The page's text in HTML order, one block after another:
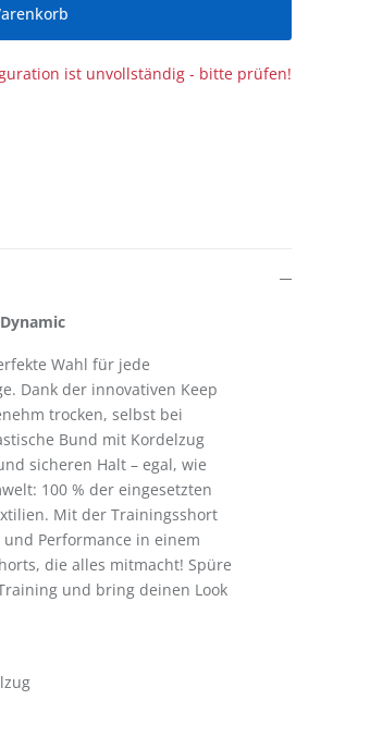
ist unvollständig - bitte prüfen!
Wahl für jede
Dank der innovativen Keep
trocken, selbst bei
Bund mit Kordelzug
sicheren Halt – egal, wie
100 % der eingesetzten
Mit der Trainingsshort
Performance in einem
die alles mitmacht! Spüre
und bring deinen Look